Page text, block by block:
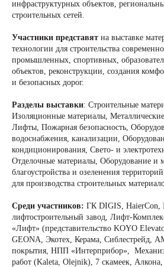
инфраструктурных объектов,
строительных сетей.
Участники представят на выставке
технологии для строительства
промышленных, спортивных,
объектов, реконструкции, создания
и безопасных дорог.
Разделы выставки: Строительные
Изоляционные материалы,
Лифты, Пожарная безопасность,
водоснабжения, канализации,
кондиционирования, Свето- и
Отделочные материалы, Оборудование и
благоустройства и озеленения
для производства строительных
Среди участников: ГК DIGIS, HaierCon,
лифтостроительный завод, Лифт-
«Лифт» (представительство KOYO
GEONA, Экотех, Керама, Сиблестрейд,
покрытия, НПП «Интерприбор»,
работ (Kaleta, Olejnik), 7 скамеек,